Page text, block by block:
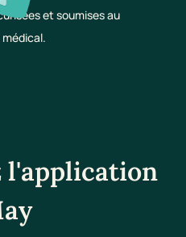
et soumises au
l'application